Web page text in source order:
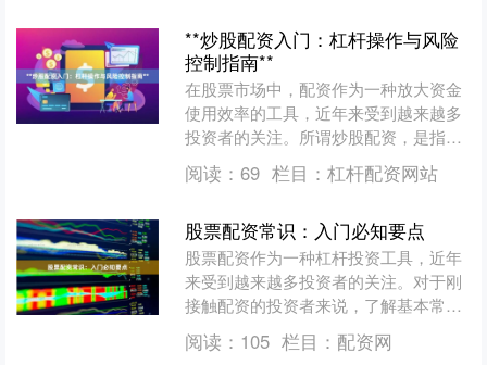
**炒股配资入门：杠杆操作与风险
控制指南**
在股票市场中，配资作为一种放大资金
使用效率的工具，近年来受到越来越多
投资者的关注。所谓炒股配资，是指投
资者通过向配资公司或平台借入资金，
以自有资金作为保证金，从....
阅读： 69 栏目： 杠杆配资网站
股票配资常识：入门必知要点
股票配资作为一种杠杆投资工具，近年
来受到越来越多投资者的关注。对于刚
接触配资的投资者来说，了解基本常识
是避免风险的第一步。本文将为新手梳
理股票配资的核心要点，帮....
阅读： 105 栏目： 配资网